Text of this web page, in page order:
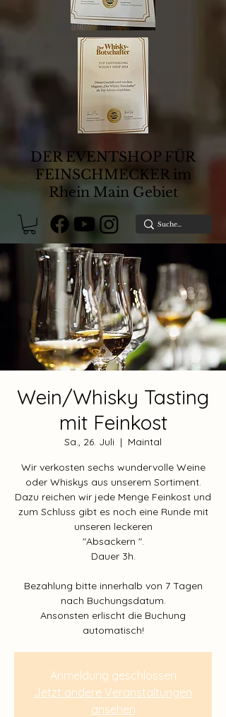
DER EVENTSHOP FÜR
FEINSCHMECKER im
Rhein Main Gebiet
Wein/Whisky Tasting
mit Feinkost
Sa., 26. Juli
  |
Maintal
Wir verkosten sechs wundervolle Weine
oder Whiskys aus unserem Sortiment.
Dazu reichen wir jede Menge Feinkost und
zum Schluss gibt es noch eine Runde mit
unseren leckeren
"Absackern ".
Dauer 3h.
Bezahlung bitte innerhalb von 7 Tagen
nach Buchungsdatum.
Ansonsten erlischt die Buchung
automatisch!
Anmeldung geschlossen
Jetzt andere Veranstaltungen
ansehen